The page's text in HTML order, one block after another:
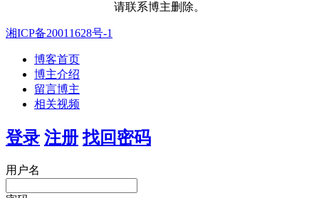
请联系博主删除。
湘ICP备20011628号-1
博客首页
博主介绍
留言博主
相关视频
登录 注册 找回密码
用户名